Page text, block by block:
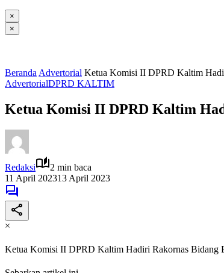
×
×
Beranda Advertorial Ketua Komisi II DPRD Kaltim
AdvertorialDPRD KALTIM
Ketua Komisi II DPRD Kaltim
Redaksi
2 min baca
11 April 202313 April 2023
×
Ketua Komisi II DPRD Kaltim Hadiri Rakornas Bidang